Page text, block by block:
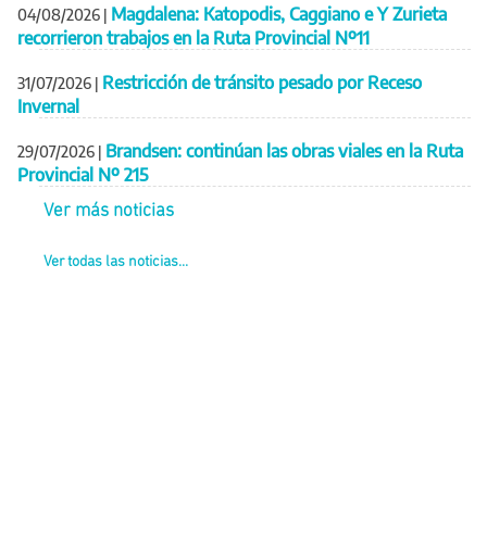
04/08/2026 | Magdalena: Katopodis, Caggiano e Y Zurieta
recorrieron trabajos en la Ruta Provincial Nº11
31/07/2026 | Restricción de tránsito pesado por Receso
Invernal
29/07/2026 | Brandsen: continúan las obras viales en la Ruta
Provincial Nº 215
Ver más noticias
Ver todas las noticias...